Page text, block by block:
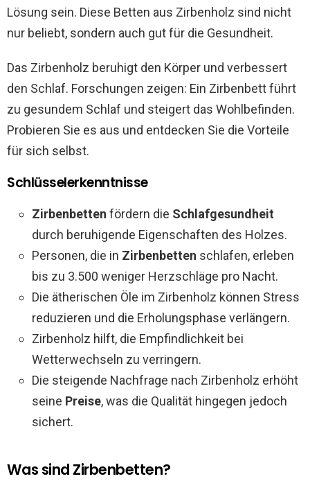
Lösung sein. Diese Betten aus Zirbenholz sind nicht
nur beliebt, sondern auch gut für die Gesundheit.
Das Zirbenholz beruhigt den Körper und verbessert
den Schlaf. Forschungen zeigen: Ein Zirbenbett führt
zu gesundem Schlaf und steigert das Wohlbefinden.
Probieren Sie es aus und entdecken Sie die Vorteile
für sich selbst.
Schlüsselerkenntnisse
Zirbenbetten fördern die Schlafgesundheit
durch beruhigende Eigenschaften des Holzes.
Personen, die in Zirbenbetten schlafen, erleben
bis zu 3.500 weniger Herzschläge pro Nacht.
Die ätherischen Öle im Zirbenholz können Stress
reduzieren und die Erholungsphase verlängern.
Zirbenholz hilft, die Empfindlichkeit bei
Wetterwechseln zu verringern.
Die steigende Nachfrage nach Zirbenholz erhöht
seine Preise, was die Qualität hingegen jedoch
sichert.
Was sind Zirbenbetten?